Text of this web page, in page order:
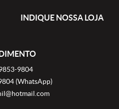
INDIQUE NOSSA LOJA
9804
(WhatsApp)